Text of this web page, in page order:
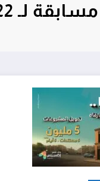
معلم مساعد لمادة الرياضيات